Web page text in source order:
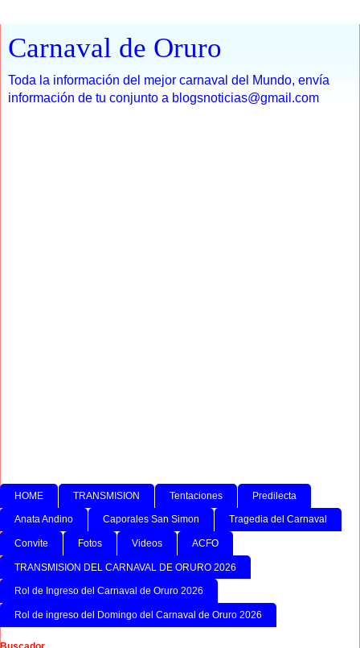
Carnaval de Oruro
Toda la información del mejor carnaval del Mundo, envía
información de tu conjunto a blogsnoticias@gmail.com
HOME TRANSMISION Tentaciones Predilecta
Anata Andino Caporales San Simon Tragedia del Carnaval
Convite Fotos Videos ACFO
TRANSMISION DEL CARNAVAL DE ORURO 2026
Rol de Ingreso del Carnaval de Oruro 2026
Rol de ingreso del Domingo del Carnaval de Oruro 2026